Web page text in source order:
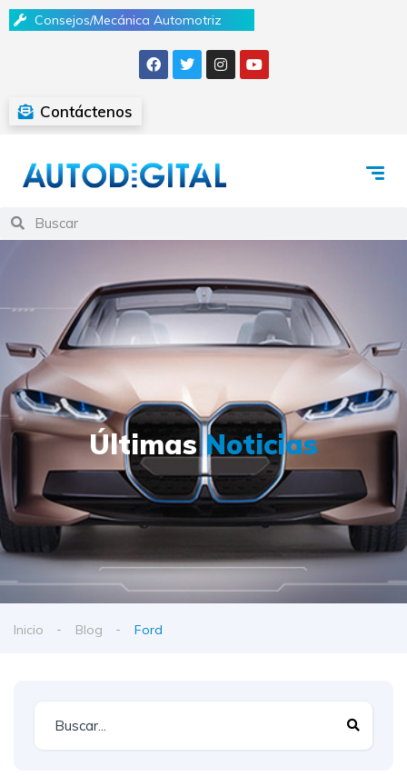
Consejos/Mecánica Automotriz
Contáctenos
ÚltimasNoticias
Inicio Blog Ford